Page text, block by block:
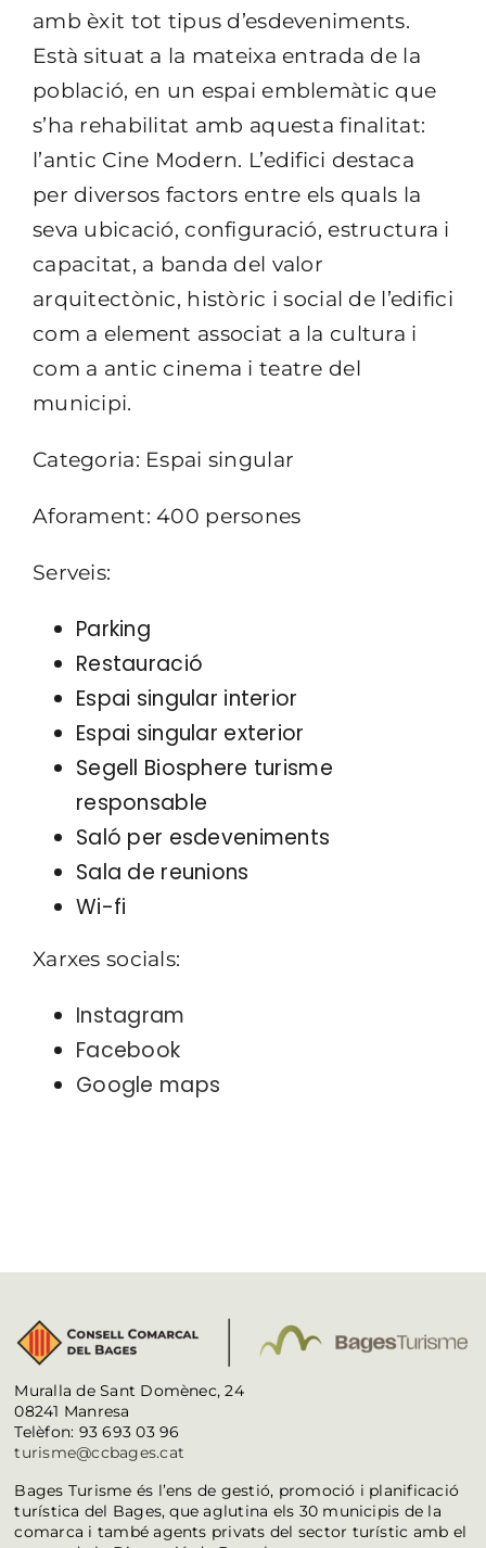
amb èxit tot tipus d’esdeveniments.
Està situat a la mateixa entrada de la
població, en un espai emblemàtic que
s’ha rehabilitat amb aquesta finalitat:
l’antic Cine Modern. L’edifici destaca
per diversos factors entre els quals la
seva ubicació, configuració, estructura i
capacitat, a banda del valor
arquitectònic, històric i social de l’edifici
com a element associat a la cultura i
com a antic cinema i teatre del
municipi.
Categoria: Espai singular
Aforament: 400 persones
Serveis:
Parking
Restauració
Espai singular interior
Espai singular exterior
Segell Biosphere turisme
responsable
Saló per esdeveniments
Sala de reunions
Wi-fi
Xarxes socials:
Instagram
Facebook
Google maps
Muralla de Sant Domènec, 24
08241 Manresa
Telèfon: 93 693 03 96
turisme@ccbages.cat
Bages Turisme és l’ens de gestió, promoció i planificació
turística del Bages, que aglutina els 30 municipis de la
comarca i també agents privats del sector turístic amb el